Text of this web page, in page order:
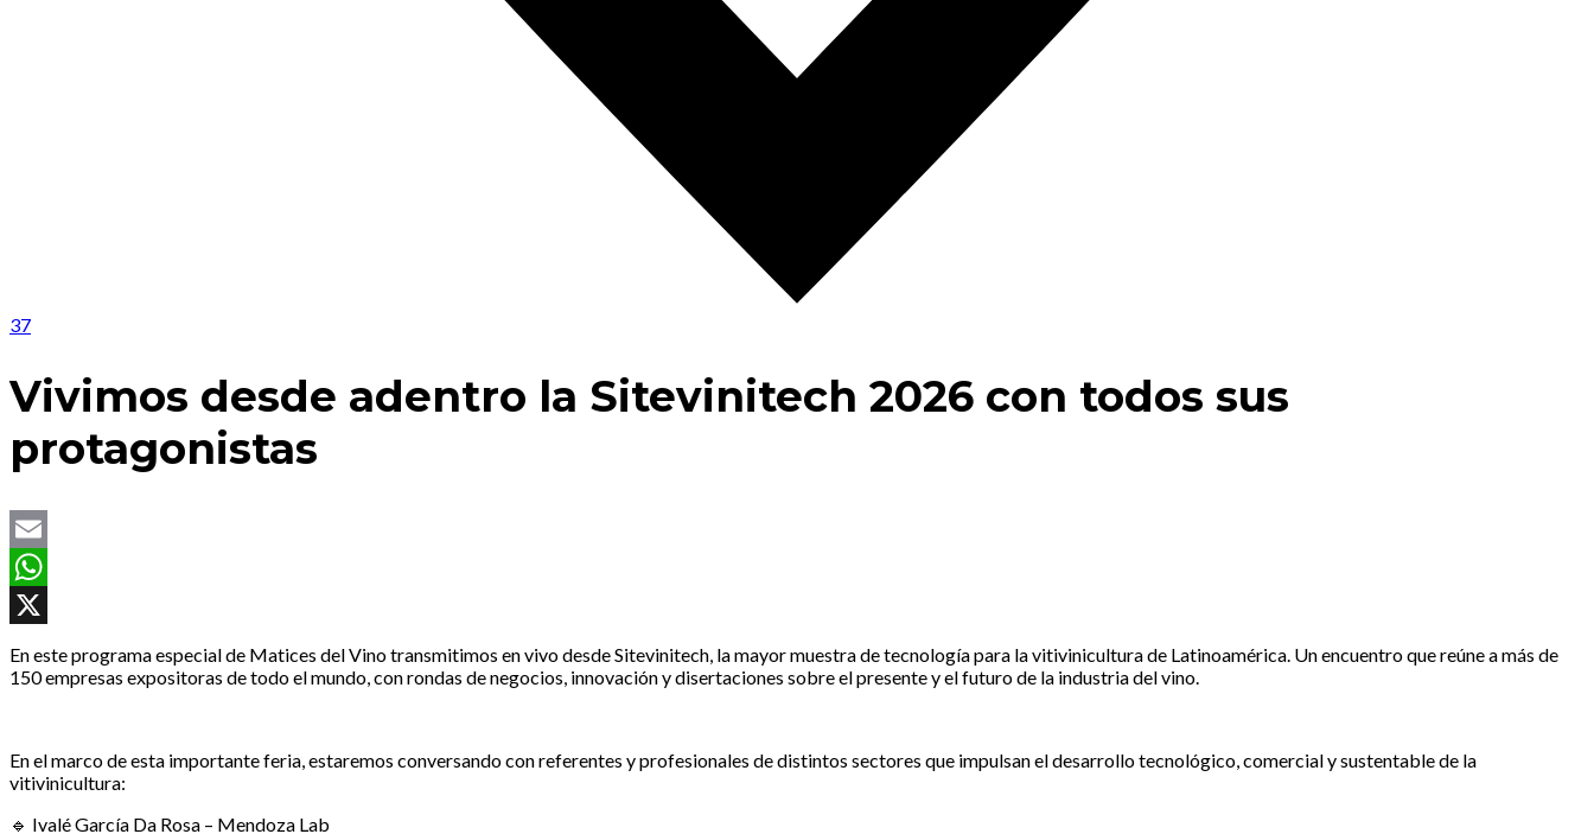
37
Vivimos desde adentro la Sitevinitech 2026 con todos sus
protagonistas
Email
WhatsApp
En este programa especial de Matices del Vino transmitimos en vivo desde Sitevinitech, la mayor muestra de tecnología para la vitivinicultura de Latinoamérica. Un encuentro que reúne a más de
150 empresas expositoras de todo el mundo, con rondas de negocios, innovación y disertaciones sobre el presente y el futuro de la industria del vino.
En el marco de esta importante feria, estaremos conversandocon referentes y profesionales de distintos sectores que impulsan el desarrollo tecnológico, comercial y sustentable de la
vitivinicultura:
🔹 Ivalé García Da Rosa – Mendoza Lab